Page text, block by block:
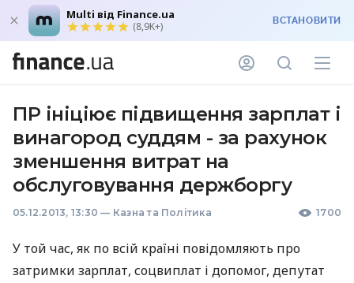
Multi від Finance.ua
(8,9K+) ВСТАНОВИТИ
ПР ініціює підвищення зарплат і
винагород суддям - за рахунок
зменшення витрат на
обслуговування держборгу
05.12.2013, 13:30 — Казна та Політика 1700
У той час, як по всій країні повідомляють про
затримки зарплат, соцвиплат і допомог, депутат